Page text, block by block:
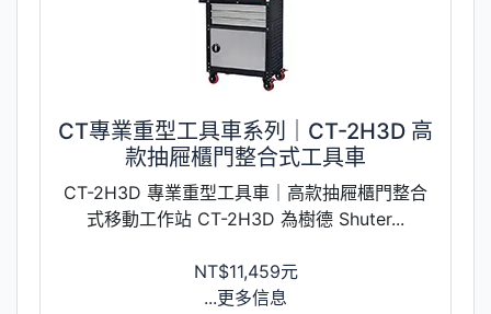
CT專業重型工具車系列｜CT-2H3D 高
款抽屜櫃門整合式工具車
CT-2H3D 專業重型工具車｜高款抽屜櫃門整合
式移動工作站 CT-2H3D 為樹德 Shuter...
NT$11,459元
...更多信息